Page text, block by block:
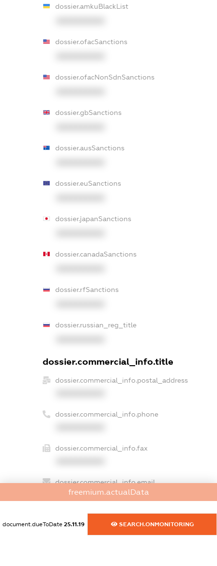
dossier.amkuBlackList
dossier.ofacSanctions
dossier.ofacNonSdnSanctions
dossier.gbSanctions
dossier.ausSanctions
dossier.euSanctions
dossier.japanSanctions
dossier.canadaSanctions
dossier.rfSanctions
dossier.russian_reg_title
dossier.commercial_info.title
dossier.commercial_info.postal_address
dossier.commercial_info.phone
dossier.commercial_info.fax
dossier.commercial_info.email
XXXXXXXXXX
dossier.commercial_info.website
freemium.actualData
document.dueToDate 25.11.19 SEARCH.ONMONITORING